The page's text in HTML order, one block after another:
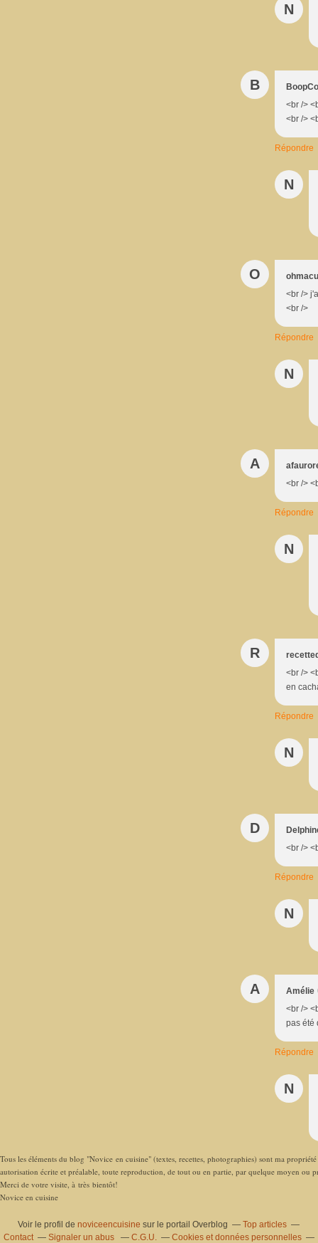
N
B
<br />
<br />
Répondre
N
O
<br />
<br />
Répondre
N
A
<br />
Répondre
N
R
<br />
en
Répondre
N
D
<br />
Répondre
N
A Amélie
<br />
pas été
Répondre
N
Tous les éléments du blog "Novice en cuisine" (textes, recettes, photographies) sont ma
autorisation écrite et préalable, toute reproduction, de tout ou en partie, par quelque moyen ou
Merci de votre visite, à très bientôt!
Novice en cuisine
Voir le profil denoviceencuisine sur le portail Overblog
Top articles
Contact
Signaler un abus C.G.U. Cookies et données personnelles